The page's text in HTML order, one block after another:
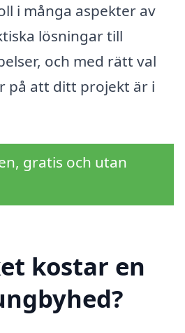
i många aspekter av
lösningar till
och med rätt val
på att ditt projekt är i
gratis och utan
kostar en